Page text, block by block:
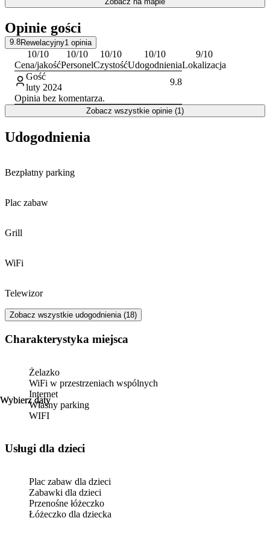
otaczająca przyroda sprzyjają aktywnemu wypoczynkowi oraz
Opinie gości
9.8Rewelacyjny1 opinia
10/10
Cena/jakość
10/10
Personel
10/10
Czystość
10/10
Udogodnienia
9/10
Lokalizacja
Gość
luty 2024
9.8
Opinia bez komentarza.
Zobacz wszystkie opinie (1)
Wybierz daty
Wybierz daty
Udogodnienia
Bezpłatny parking
Plac zabaw
Grill
WiFi
Telewizor
Zobacz wszystkie udogodnienia (18)
Charakterystyka miejsca
Żelazko
WiFi w przestrzeniach wspólnych
Internet
Własny parking
WIFI
usługi dla dzieci
Plac zabaw dla dzieci
Zabawki dla dzieci
Przenośne łóżeczko
Łóżeczko dla dziecka